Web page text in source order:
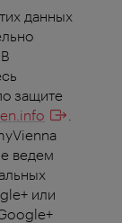
данных
защите
ведем
или